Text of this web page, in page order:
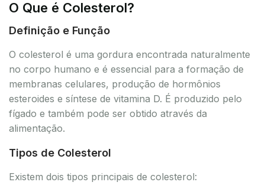
O Que é Colesterol?
Definição e Função
O colesterol é uma gordura encontrada naturalmente
no corpo humano e é essencial para a formação de
membranas celulares, produção de hormônios
esteroides e síntese de vitamina D. É produzido pelo
fígado e também pode ser obtido através da
alimentação.
Tipos de Colesterol
Existem dois tipos principais de colesterol: